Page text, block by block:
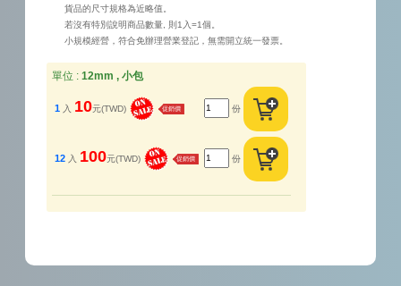
貨品的尺寸規格為近略值。
若沒有特別說明商品數量, 則1入=1個。
小規模經營，符合免辦理營業登記，無需開立統一發票。
單位 : 12mm , 小包
1 入 10元(TWD) 促銷價 份
12 入 100元(TWD) 促銷價 份